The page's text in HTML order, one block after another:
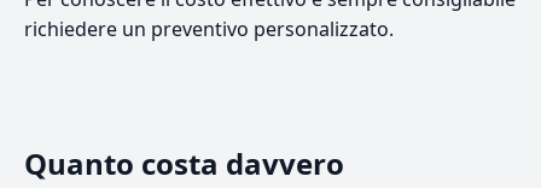
richiedere un preventivo personalizzato.
Quanto costa davvero